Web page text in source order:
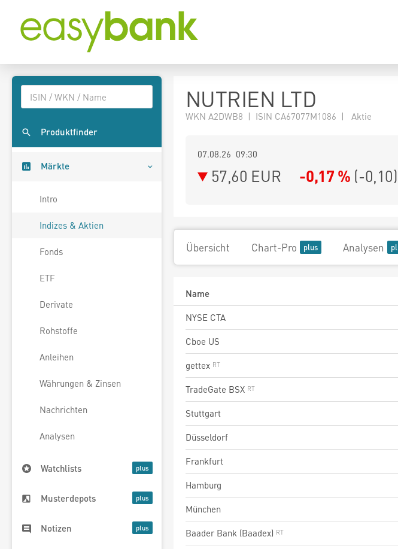
Produktfinder
Märkte
Intro
Indizes & Aktien
Fonds
ETF
Derivate
Rohstoffe
Anleihen
Währungen & Zinsen
Nachrichten
Analysen
Watchlists
Musterdepots
Notizen
NUTRIEN LTD
WKN A2DWB8 | ISIN CA67077M1086 | Aktie
07.08.26 09:30
57,60 EUR -0,17 % (-0,10)
Übersicht Chart-Pro Analysen
Name
NYSE CTA
Cboe US
gettex
TradeGate BSX
Stuttgart
Düsseldorf
Frankfurt
Hamburg
München
Baader Bank (Baadex)